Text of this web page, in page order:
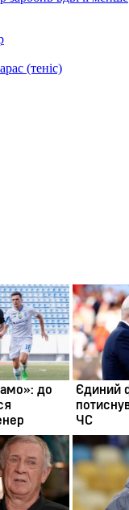
(теніс)